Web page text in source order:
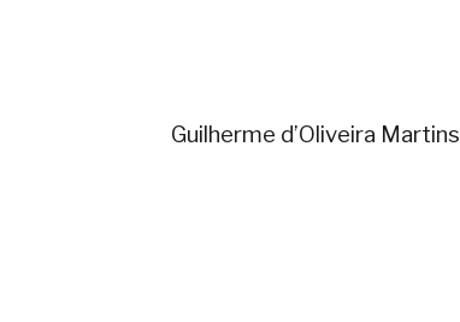
Guilherme d’Oliveira Martins